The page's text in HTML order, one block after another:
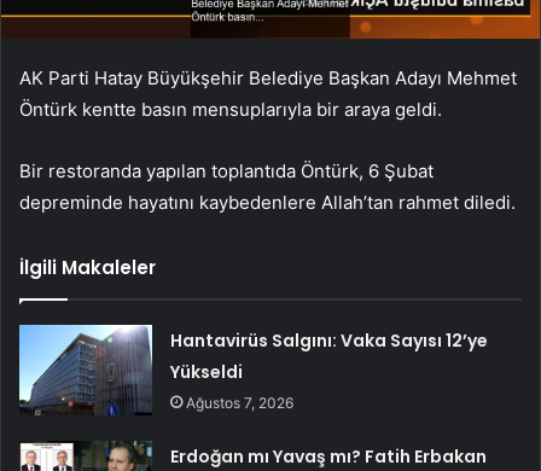
AK Parti Hatay Büyükşehir Belediye Başkan Adayı Mehmet
Öntürk kentte basın mensuplarıyla bir araya geldi.
Bir restoranda yapılan toplantıda Öntürk, 6 Şubat
depreminde hayatını kaybedenlere Allah’tan rahmet diledi.
İlgili Makaleler
Hantavirüs Salgını: Vaka Sayısı 12’ye
Yükseldi
Ağustos 7, 2026
Erdoğan mı Yavaş mı? Fatih Erbakan